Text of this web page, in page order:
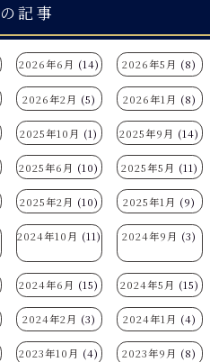
記事
2026年6月 (14) 2026年5月 (8)
2026年2月 (5) 2026年1月 (8)
2025年10月 (1) 2025年9月 (14)
2025年6月 (10) 2025年5月 (11)
2025年2月 (10) 2025年1月 (9)
2024年10月 (11) 2024年9月 (3)
2024年6月 (15) 2024年5月 (15)
2024年2月 (3) 2024年1月 (4)
2023年10月 (4) 2023年9月 (8)